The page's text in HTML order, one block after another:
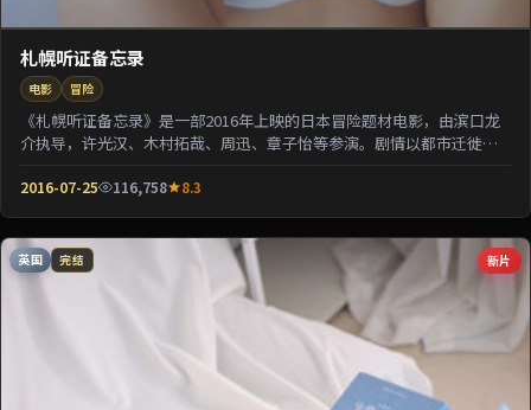
札幌听证备忘录
电影 冒险
《札幌听证备忘录》是一部2016年上映的日本冒险题材电影，由滨口龙
介执导，许光汉、木村拓哉、周迅、章子怡等参演。剧情以都市迁徙为
2016-07-25 116,758 8.3
新片
英国 完结